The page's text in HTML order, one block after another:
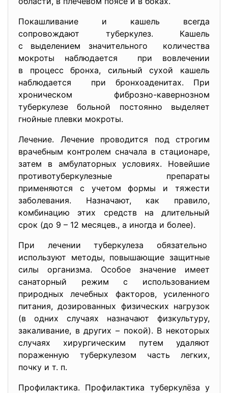
Покашливание и кашель всегда
сопровождают туберкулез. Кашель
с выделением значительного количества
мокроты наблюдается при вовлечении
в процесс бронха, сильный сухой кашель
наблюдается при бронхоаденитах. При
хроническом фиброзно-кавернозном
туберкулезе больной постоянно выделяет
гнойные плевки мокроты.
Лечение. Лечение проводится под строгим
врачебным контролем сначала в стационаре,
затем в амбулаторных условиях. Новейшие
противотуберкулезные препараты
применяются с учетом формы и тяжести
заболевания. Назначают, как правило,
комбинацию этих средств на длительный
срок (до 9 – 12 месяцев., а иногда и более).
При лечении туберкулеза обязательно
используют методы, повышающие защитные
силы организма. Особое значение имеет
санаторный режим с использованием
природных лечебных факторов, усиленного
питания, дозированных физических нагрузок
(в одних случаях назначают физкультуру,
закаливание, в других – покой). В некоторых
случаях хирургическим путем удаляют
пораженную туберкулезом часть легких,
почку и т. п.
Профилактика. Профилактика туберкулёза у